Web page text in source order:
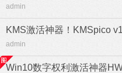
admin
KMS激活神器！KMSpico
admin
Win10数字权利激活神器